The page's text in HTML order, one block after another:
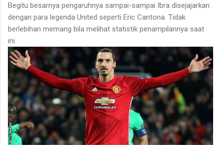
Begitu besarnya pengaruhnya sampai-sampai Ibra disejajarkan
dengan para legenda United seperti Eric Cantona. Tidak
berlebihan memang bila melihat statistik penampilannya saat
ini.